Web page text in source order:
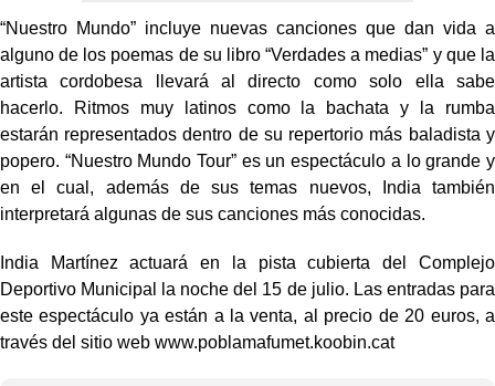
“Nuestro Mundo” incluye nuevas canciones que dan vida a
alguno de los poemas de su libro “Verdades a medias” y que la
artista cordobesa llevará al directo como solo ella sabe
hacerlo. Ritmos muy latinos como la bachata y la rumba
estarán representados dentro de su repertorio más baladista y
popero. “Nuestro Mundo Tour” es un espectáculo a lo grande y
en el cual, además de sus temas nuevos, India también
interpretará algunas de sus canciones más conocidas.
India Martínez actuará en la pista cubierta del Complejo
Deportivo Municipal la noche del 15 de julio. Las entradas para
este espectáculo ya están a la venta, al precio de 20 euros, a
través del sitio web www.poblamafumet.koobin.cat